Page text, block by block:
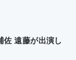
佐 遠藤が出演し